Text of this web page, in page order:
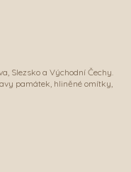
Slezsko a Východní Čechy.
památek, hliněné omítky,